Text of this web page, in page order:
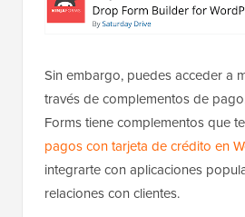
Sin embargo, puedes acceder a
través de complementos de
Forms tiene complementos que
pagos con tarjeta de crédito en
integrarte con aplicaciones
relaciones con clientes.